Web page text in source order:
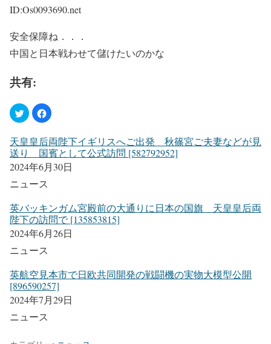
ID:Os0093690.net
安全保障ね．．．
中国と日本戦わせて儲けたいのかな
共有:
天皇皇后両陛下イギリスへご出発 秋篠宮ご夫妻などが見
送り 国賓として公式訪問 [582792952]
2024年6月30日
ニュース
英バッキンガム宮殿前の大通りに日本の国旗 天皇皇后両
陛下の訪問で [135853815]
2024年6月26日
ニュース
英航空見本市で日欧共同開発の戦闘機の実物大模型公開
[896590257]
2024年7月29日
ニュース